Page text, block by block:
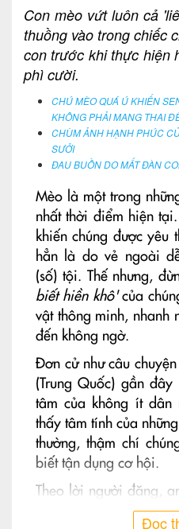
Con mèo vứt luôn cả
thuồng vào trong chiếc
con trước khi thực hiện
phì cười.
CHÚ MÈO QUÁ Ú KHIẾN
KHÔNG PHẢI MANG THAI
CHÙM ẢNH HẠNH PHÚC
SƯỞI
ĐAU BUỒN DO MẤT ĐÀN
Mèo là một trong
nhất thời điểm hiện
khiến chúng được yêu
hẳn là do vẻ ngoài
(số) tội. Thế nhưng,
biết hiền khô'của
vật thông minh, nhanh
đến không ngờ.
Đơn cử như câu
(Trung Quốc) gần
tâm của không ít dân
thấy tâm tính của
thường, thậm chí
biết tận dụng cơ hội.
Theo lời người đăng,
trong nhà. Vào năm
Đọc